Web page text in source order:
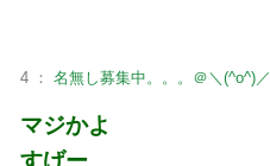
4 ： 名無し募集中。。。＠＼(^o^)／
マジかよ
すげー